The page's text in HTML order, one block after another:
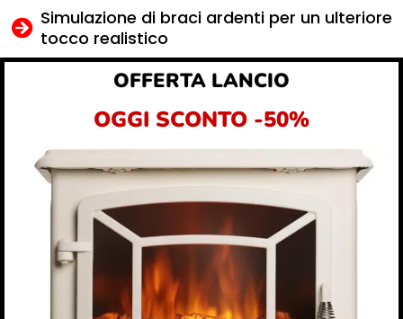
Simulazione di braci ardenti per un ulteriore
tocco realistico
OFFERTA LANCIO
OGGI SCONTO -50%